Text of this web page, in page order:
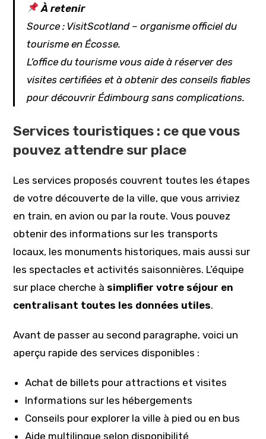
À retenir
Source : VisitScotland – organisme officiel du
tourisme en Écosse.
L’office du tourisme vous aide à réserver des
visites certifiées et à obtenir des conseils fiables
pour découvrir Édimbourg sans complications.
Services touristiques : ce que vous
pouvez attendre sur place
Les services proposés couvrent toutes les étapes
de votre découverte de la ville, que vous arriviez
en train, en avion ou par la route. Vous pouvez
obtenir des informations sur les transports
locaux, les monuments historiques, mais aussi sur
les spectacles et activités saisonnières. L’équipe
sur place cherche àsimplifier votre séjour en
centralisant toutes les données utiles.
Avant de passer au second paragraphe, voici un
aperçu rapide des services disponibles :
Achat de billets pour attractions et visites
Informations sur les hébergements
Conseils pour explorer la ville à pied ou en bus
Aide multilingue selon disponibilité